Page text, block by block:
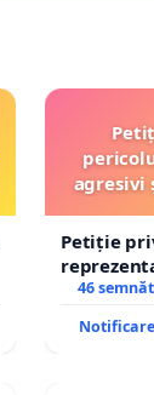
agresivi
Petiție
stăpân
46